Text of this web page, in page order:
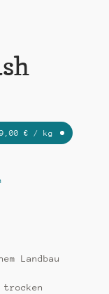
€ /kg
Landbau
trocken